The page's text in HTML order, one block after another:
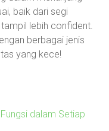
baik dari segi
lebih confident.
berbagai jenis
yang kece!
dalam Setiap